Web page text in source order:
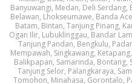
Banyuwangi, Medan, Deli
Belawan, Lhokseumawe, Banda
Batam, Bintan, Tanjung Pinang,
Ogan Ilir, Lubuklinggau, Bandar
Tanjung Pandan, Bengkulu,
Mempawah, Singkawang,
Balikpapan, Samarinda, Bontang,
Tanjung Selor, Palangkaraya,
Tomohon, Minahasa, Gorontalo,